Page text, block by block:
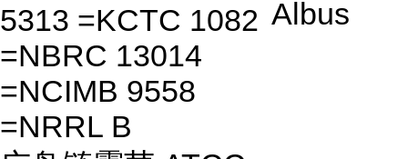
5313 =KCTC 1082
=NBRC 13014
=NCIMB 9558
=NRRL B
Albus